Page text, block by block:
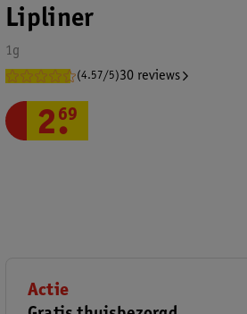
Lipliner
1g
(4.57/5)30 reviews
2.
69
Actie